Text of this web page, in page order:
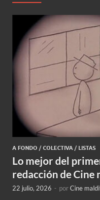
A FONDO / COLECTIVA / LISTAS
Lo mejor del
redacción de Cine
22 julio, 2026 - porCine